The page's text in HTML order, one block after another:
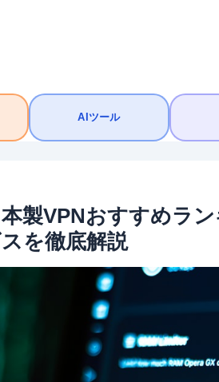
AIツール
本製VPNおすすめラ
を徹底解説